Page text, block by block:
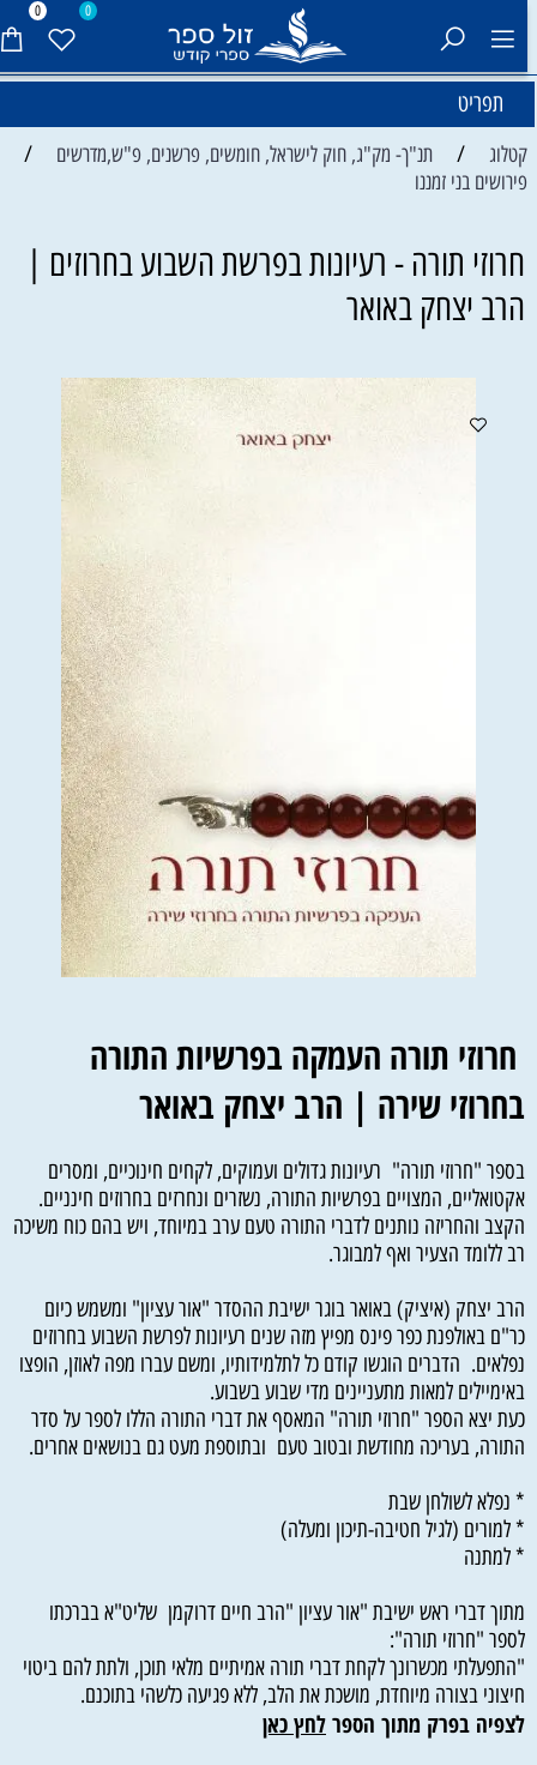
0 0
תפריט
קטלוג / תנ"ך- מק"ג, חוק לישראל, חומשים, פרשנים, פ"ש,מדרשים /
פירושים בני זמננו
חרוזי תורה - רעיונות בפרשת השבוע בחרוזים |
הרב יצחק באואר
חרוזי תורה העמקה בפרשיות התורה
בחרוזי שירה | הרב יצחק באואר
בספר "חרוזי תורה" רעיונות גדולים ועמוקים, לקחים חינוכיים, ומסרים
אקטואליים, המצויים בפרשיות התורה, נשזרים ונחרזים בחרוזים חינניים.
הקצב והחריזה נותנים לדברי התורה טעם ערב במיוחד, ויש בהם כוח משיכה
רב ללומד הצעיר ואף למבוגר.
הרב יצחק (איציק) באואר בוגר ישיבת ההסדר "אור עציון" ומשמש כיום
כר"ם באולפנת כפר פינס מפיץ מזה שנים רעיונות לפרשת השבוע בחרוזים
נפלאים. הדברים הוגשו קודם כל לתלמידותיו, ומשם עברו מפה לאוזן, הופצו
באימיילים למאות מתעניינים מדי שבוע בשבוע.
כעת יצא הספר "חרוזי תורה" המאסף את דברי התורה הללו לספר על סדר
התורה, בעריכה מחודשת ובטוב טעם ובתוספת מעט גם בנושאים אחרים.
* נפלא לשולחן שבת
* למורים (לגיל חטיבה-תיכון ומעלה)
* למתנה
מתוך דברי ראש ישיבת "אור עציון "הרב חיים דרוקמן שליט"א בברכתו
לספר "חרוזי תורה":
"התפעלתי מכשרונך לקחת דברי תורה אמיתיים מלאי תוכן, ולתת להם ביטוי
חיצוני בצורה מיוחדת, מושכת את הלב, ללא פגיעה כלשהי בתוכנם.
לצפיה בפרק מתוך הספרלחץ כאן